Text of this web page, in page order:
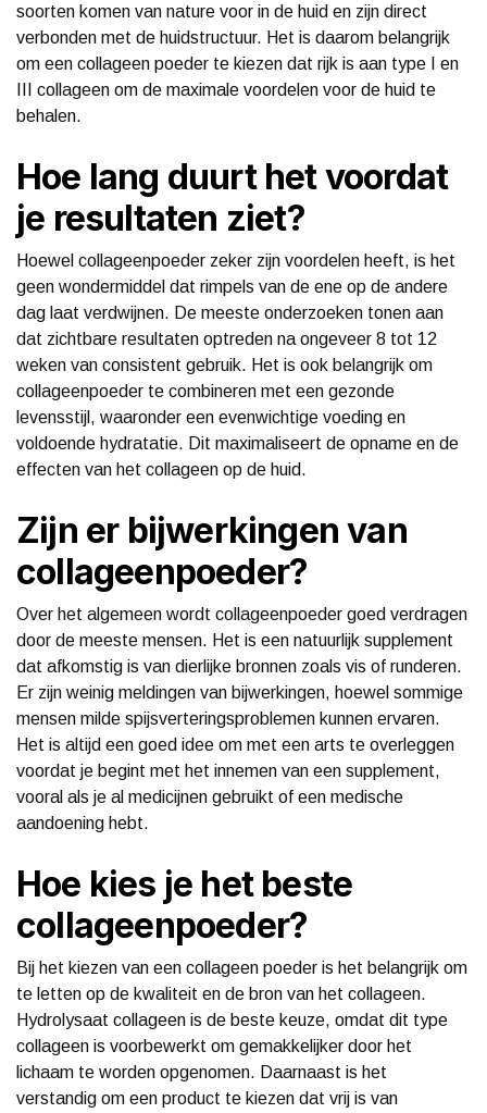
soorten komen van nature voor in de huid en zijn direct
verbonden met de huidstructuur. Het is daarom belangrijk
om een collageen poeder te kiezen dat rijk is aan type I en
III collageen om de maximale voordelen voor de huid te
behalen.
Hoe lang duurt het voordat
je resultaten ziet?
Hoewel collageenpoeder zeker zijn voordelen heeft, is het
geen wondermiddel dat rimpels van de ene op de andere
dag laat verdwijnen. De meeste onderzoeken tonen aan
dat zichtbare resultaten optreden na ongeveer 8 tot 12
weken van consistent gebruik. Het is ook belangrijk om
collageenpoeder te combineren met een gezonde
levensstijl, waaronder een evenwichtige voeding en
voldoende hydratatie. Dit maximaliseert de opname en de
effecten van het collageen op de huid.
Zijn er bijwerkingen van
collageenpoeder?
Over het algemeen wordt collageenpoeder goed verdragen
door de meeste mensen. Het is een natuurlijk supplement
dat afkomstig is van dierlijke bronnen zoals vis of runderen.
Er zijn weinig meldingen van bijwerkingen, hoewel sommige
mensen milde spijsverteringsproblemen kunnen ervaren.
Het is altijd een goed idee om met een arts te overleggen
voordat je begint met het innemen van een supplement,
vooral als je al medicijnen gebruikt of een medische
aandoening hebt.
Hoe kies je het beste
collageenpoeder?
Bij het kiezen van een collageen poeder is het belangrijk om
te letten op de kwaliteit en de bron van het collageen.
Hydrolysaat collageen is de beste keuze, omdat dit type
collageen is voorbewerkt om gemakkelijker door het
lichaam te worden opgenomen. Daarnaast is het
verstandig om een product te kiezen dat vrij is van